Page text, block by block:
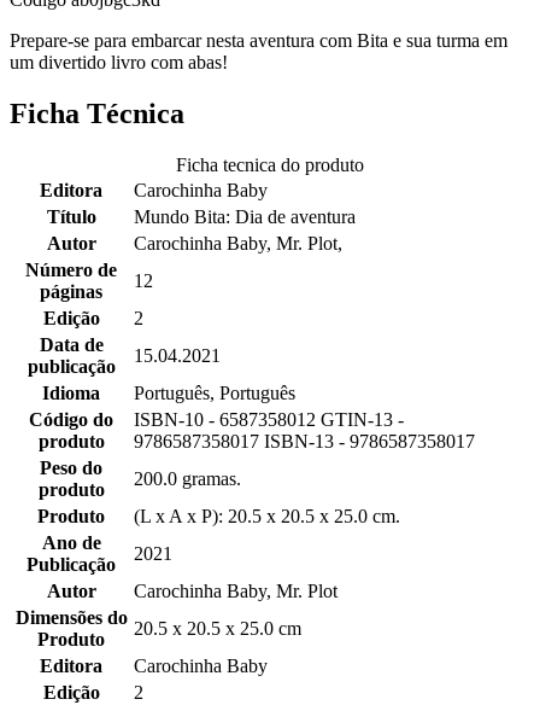
Prepare-se para embarcar nesta aventura com Bita e sua turma em
um divertido livro com abas!
Ficha Técnica
Ficha tecnica do produto
Editora
Carochinha Baby
Título
Mundo Bita: Dia de aventura
Autor
Carochinha Baby, Mr. Plot,
Número de
páginas
12
Edição
2
Data de
publicação
15.04.2021
Idioma
Português, Português
Código do
produto
ISBN-10 - 6587358012 GTIN-13 -
9786587358017 ISBN-13 - 9786587358017
Peso do
produto
200.0 gramas.
Produto
(L x A x P): 20.5 x 20.5 x 25.0 cm.
Ano de
Publicação
2021
Autor
Carochinha Baby, Mr. Plot
Dimensões do
Produto
20.5 x 20.5 x 25.0 cm
Editora
Carochinha Baby
Edição
2